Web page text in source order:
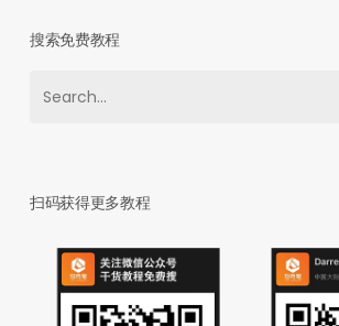
搜索免费教程
扫码获得更多教程